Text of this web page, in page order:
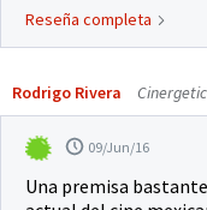
Reseña completa
Rodrigo Rivera
09/Jun/16
Una premisa